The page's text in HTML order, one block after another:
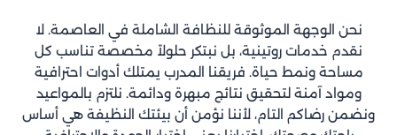
نحن الوجهة الموثوقة للنظافة الشاملة في العاصمة. لا
نقدم خدمات روتينية، بل نبتكر حلولاً مخصصة تناسب كل
مساحة ونمط حياة. فريقنا المدرب يمتلك أدوات احترافية
ومواد آمنة لتحقيق نتائج مبهرة ودائمة. نلتزم بالمواعيد
ونضمن رضاكم التام، لأننا نؤمن أن بيئتك النظيفة هي أساس